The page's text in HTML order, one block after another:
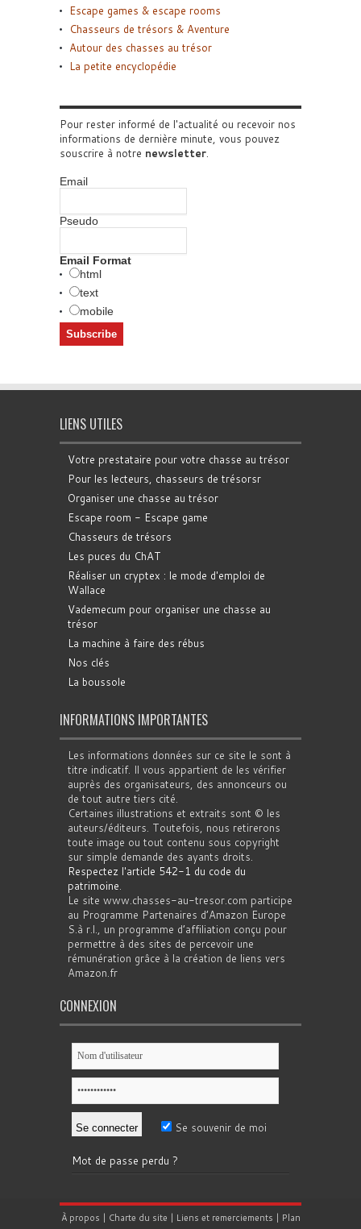
Escape games & escape rooms
Chasseurs de trésors & Aventure
Autour des chasses au trésor
La petite encyclopédie
Pour rester informé de l'actualité ou recevoir nos
informations de dernière minute, vous pouvez
souscrire à notre newsletter.
Email
Pseudo
Email Format
html
text
mobile
LIENS UTILES
Votre prestataire pour votre chasse au trésor
Pour les lecteurs, chasseurs de trésorsr
Organiser une chasse au trésor
Escape room - Escape game
Chasseurs de trésors
Les puces du ChAT
Réaliser un cryptex : le mode d'emploi de
Wallace
Vademecum pour organiser une chasse au
trésor
La machine à faire des rébus
Nos clés
La boussole
INFORMATIONS IMPORTANTES
Les informations données sur ce site le sont à
titre indicatif. Il vous appartient de les vérifier
auprès des organisateurs, des annonceurs ou
de tout autre tiers cité.
Certaines illustrations et extraits sont © les
auteurs/éditeurs. Toutefois, nous retirerons
toute image ou tout contenu sous copyright
sur simple demande des ayants droits.
Respectez l'article 542-1 du code du
patrimoine.
Le site www.chasses-au-tresor.com participe
au Programme Partenaires d’Amazon Europe
S.à r.l., un programme d’affiliation conçu pour
permettre à des sites de percevoir une
rémunération grâce à la création de liens vers
Amazon.fr
CONNEXION
Se souvenir de moi
Mot de passe perdu ?
À propos | Charte du site | Liens et remerciements | Plan